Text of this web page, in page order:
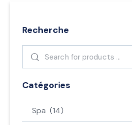
Recherche
Catégories
Spa (14)